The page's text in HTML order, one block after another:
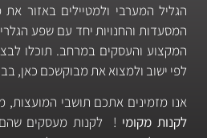
הגליל המערבי ולמטיילים באזור את
המסעדות והחנויות יחד עם שפע
המקצוע והעסקים במרחב. תוכלו
לפי ישוב ולמצוא את מבוקשכם כאן,
אנו מזמינים אתכם תושבי המועצות,
לקנות מקומי ! לקנות מעסקים שהם